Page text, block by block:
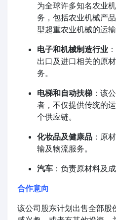
为全球许多知名农业
务，包括农业机械产
型超重农业机械的运输
电子和机械制造行业
出口及进口相关的原
务。
电梯和自动扶梯 ：该
者，不仅提供传统的
个供应链。
化妆品及健康品 ：原
输及物流服务。
汽车 ：负责原材料及
合作意向
该公司股东计划出售全部股